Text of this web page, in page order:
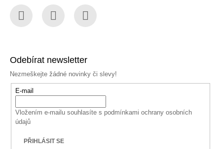
Odebírat newsletter
Nezmeškejte žádné novinky či slevy!
E-mail
Vložením e-mailu souhlasíte s podmínkami ochrany osobních
údajů
PŘIHLÁSIT SE